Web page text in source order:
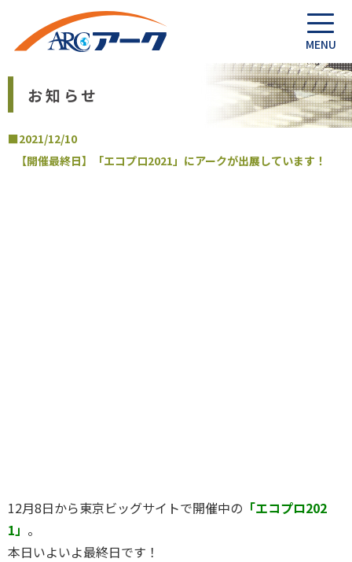
お知らせ
■2021/12/10
【開催最終日】「エコプロ2021」にアークが出展しています！
12月8日から東京ビッグサイトで開催中の 「エコプロ202
1」 。
本日いよいよ最終日です！